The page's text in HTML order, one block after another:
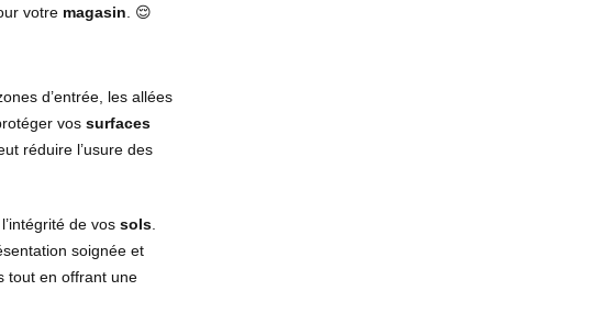
votre magasin . 😌
d’entrée, les allées
vos surfaces
réduire l’usure des
de vos sols
soignée et
tout en offrant une